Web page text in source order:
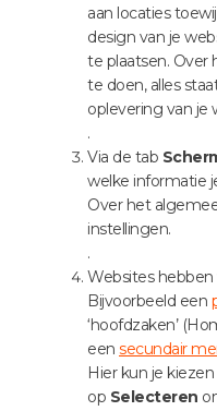
aan locaties
design van je
te plaatsen. Over
te doen, alles
oplevering van je
.
Via de tab
welke informatie
Over het
instellingen.
.
Websites hebben
Bijvoorbeeld een
‘hoofdzaken’
een secundair
Hier kun je
op Selecteren